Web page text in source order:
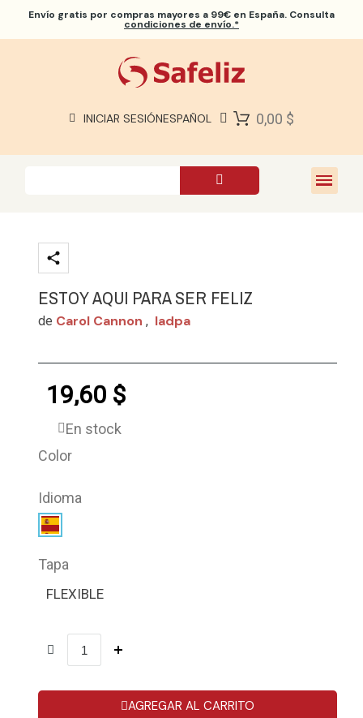
Envío gratis por compras mayores a 99€ en España. Consulta
condiciones de envío.*
INICIAR SESIÓNESPAÑOL 0,00 $
ESTOY AQUI PARA SER FELIZ
de Carol Cannon , Iadpa
19,60 $
En stock
Color
Idioma
Tapa
FLEXIBLE
AGREGAR AL CARRITO